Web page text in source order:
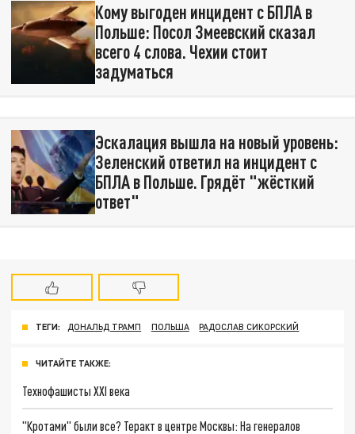
Кому выгоден инцидент с БПЛА в
Польше: Посол Змеевский сказал
всего 4 слова. Чехии стоит
задуматься
Эскалация вышла на новый уровень:
Зеленский ответил на инцидент с
БПЛА в Польше. Грядёт "жёсткий
ответ"
ТЕГИ: ДОНАЛЬД ТРАМП ПОЛЬША РАДОСЛАВ СИКОРСКИЙ
ЧИТАЙТЕ ТАКЖЕ:
Технофашисты XXI века
"Кротами" были все? Теракт в центре Москвы: На генералов